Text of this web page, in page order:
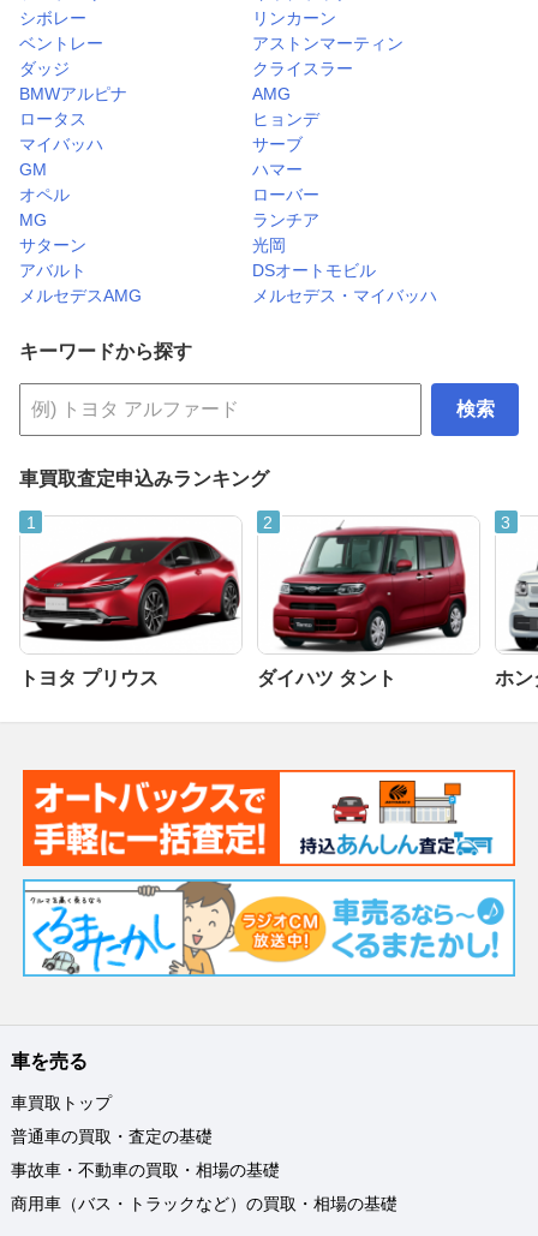
シボレー
リンカーン
ベントレー
アストンマーティン
ダッジ
クライスラー
BMWアルピナ
AMG
ロータス
ヒョンデ
マイバッハ
サーブ
GM
ハマー
オペル
ローバー
MG
ランチア
サターン
光岡
アバルト
DSオートモビル
メルセデスAMG
メルセデス・マイバッハ
キーワードから探す
検索
車買取査定申込みランキング
トヨタ プリウス ダイハツ タント ホン
車を売る
車買取トップ
普通車の買取・査定の基礎
事故車・不動車の買取・相場の基礎
商用車（バス・トラックなど）の買取・相場の基礎